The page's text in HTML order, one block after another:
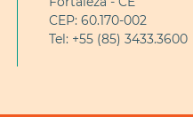
CEP: 60.170-002
Tel: +55 (85) 3433.3600